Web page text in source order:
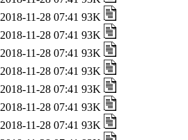
2018-11-28 07:41 93K
2018-11-28 07:41 93K
2018-11-28 07:41 93K
2018-11-28 07:41 93K
2018-11-28 07:41 93K
2018-11-28 07:41 93K
2018-11-28 07:41 93K